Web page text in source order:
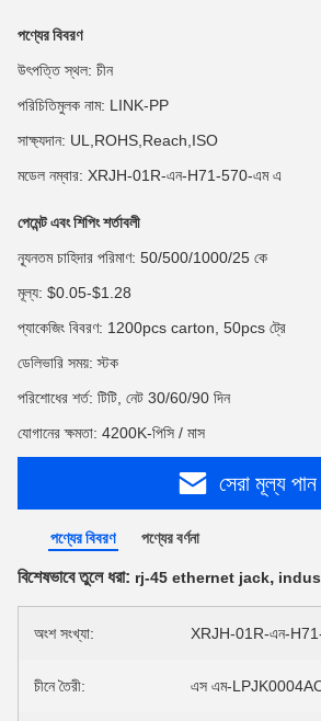
পণ্যের বিবরণ
উৎপত্তি স্থল: চীন
পরিচিতিমুলক নাম: LINK-PP
সাক্ষ্যদান: UL,ROHS,Reach,ISO
মডেল নম্বার: XRJH-01R-এন-H71-570-এম এ
পেমেন্ট এবং শিপিং শর্তাবলী
ন্যূনতম চাহিদার পরিমাণ: 50/500/1000/25 কে
মূল্য: $0.05-$1.28
প্যাকেজিং বিবরণ: 1200pcs carton, 50pcs ট্রে
ডেলিভারি সময়: স্টক
পরিশোধের শর্ত: টিটি, নেট 30/60/90 দিন
যোগানের ক্ষমতা: 4200K-পিসি / মাস
সেরা মূল্য পান
পণ্যের বিবরণ পণ্যের বর্ণনা
বিশেষভাবে তুলে ধরা: rj-45 ethernet jack,
অংশ সংখ্যা: XRJH-01R-এন-
চীনে তৈরী: এস এম-